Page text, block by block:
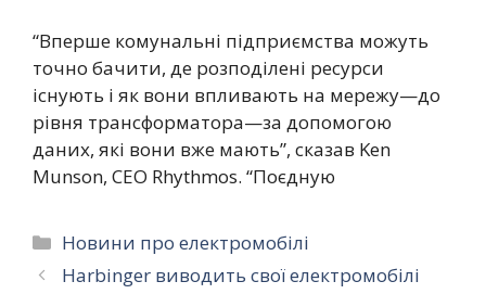
“Вперше комунальні підприємства можуть
точно бачити, де розподілені ресурси
існують і як вони впливають на мережу—до
рівня трансформатора—за допомогою
даних, які вони вже мають”, сказав Ken
Munson, CEO Rhythmos. “Поєдную
Категорії
Новини про електромобілі
Harbinger виводить свої електромобілі